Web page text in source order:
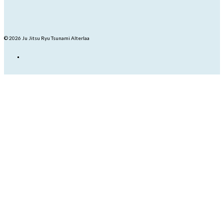
© 2026 Ju Jitsu Ryu Tsunami Alterlaa